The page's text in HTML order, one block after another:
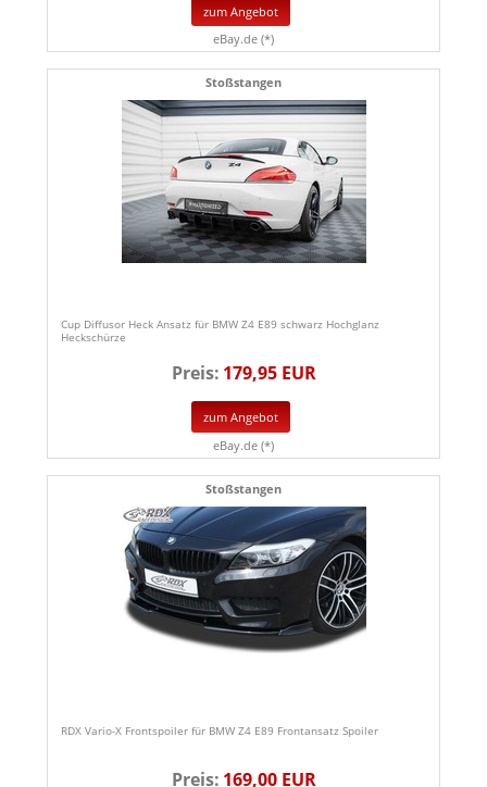
zum Angebot
eBay.de (*)
Stoßstangen
Cup Diffusor Heck Ansatz für BMW Z4 E89 schwarz Hochglanz
Heckschürze
Preis: 179,95 EUR
zum Angebot
eBay.de (*)
Stoßstangen
RDX Vario-X Frontspoiler für BMW Z4 E89 Frontansatz Spoiler
Preis: 169,00 EUR